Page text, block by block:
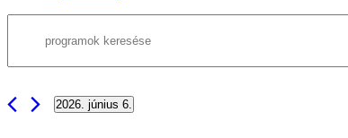
keresése
és
nézet
a
Keresse
meg
2026. június 6.